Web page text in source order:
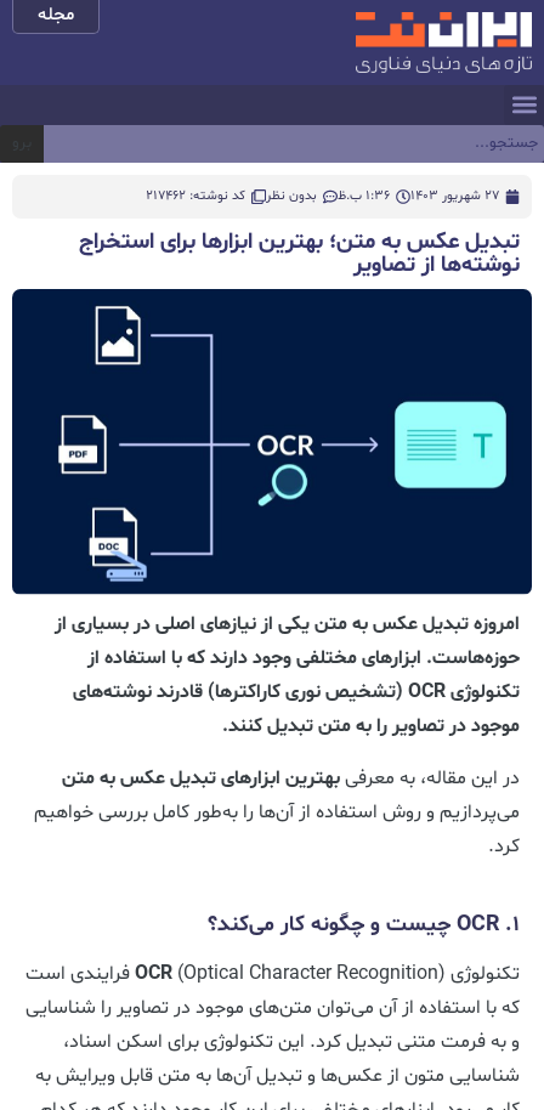
مجله
27 شهریور 1403 1:36 ب.ظ بدون نظر کد نوشته: 217462
تبدیل عکس به متن؛ بهترین ابزارها برای استخراج
نوشته‌ها از تصاویر
امروزه تبدیل عکس به متن یکی از نیازهای اصلی در بسیاری از
حوزه‌هاست. ابزارهای مختلفی وجود دارند که با استفاده از
تکنولوژی OCR (تشخیص نوری کاراکترها) قادرند نوشته‌های
موجود در تصاویر را به متن تبدیل کنند.
در این مقاله، به معرفیبهترین ابزارهای تبدیل عکس به متن
می‌پردازیم و روش استفاده از آن‌ها را به‌طور کامل بررسی خواهیم
کرد.
تکنولوژی OCR(Optical Character Recognition) فرایندی است
که با استفاده از آن می‌توان متن‌های موجود در تصاویر را شناسایی
و به فرمت متنی تبدیل کرد. این تکنولوژی برای اسکن اسناد،
شناسایی متون از عکس‌ها و تبدیل آن‌ها به متن قابل ویرایش به